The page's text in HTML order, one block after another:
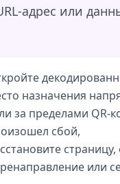
адрес или
назначения
за пределами QR-
сбой,
или